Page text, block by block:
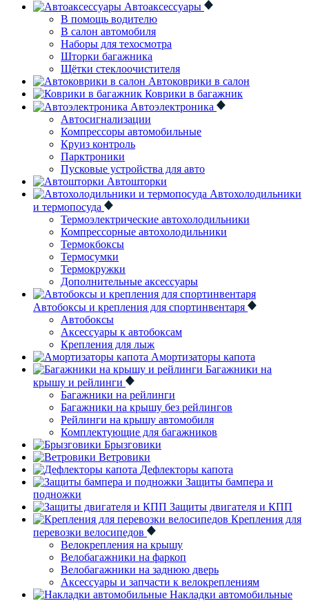
Автоаксессуары
В помощь водителю
В салон автомобиля
Наборы для техосмотра
Шторки багажника
Щётки стеклоочистителя
Автоковрики в салон
Коврики в багажник
Автоэлектроника
Автосигнализации
Компрессоры автомобильные
Круиз контроль
Парктроники
Пусковые устройства для авто
Автошторки
Автохолодильники
и термопосуда
Термоэлектрические автохолодильники
Компрессорные автохолодильники
Термокбоксы
Термосумки
Термокружки
Дополнительные аксессуары
Автобоксы и крепления для спортинвентаря
Автобоксы
Аксессуары к автобоксам
Крепления для лыж
Амортизаторы капота
Багажники на
крышу и рейлинги
Багажники на рейлинги
Багажники на крышу без рейлингов
Рейлинги на крышу автомобиля
Комплектующие для багажников
Брызговики
Ветровики
Дефлекторы капота
Защиты бампера и
подножки
Защиты двигателя и КПП
Крепления для
перевозки велосипедов
Велокрепления на крышу
Велобагажники на фаркоп
Велобагажники на заднюю дверь
Аксессуары и запчасти к велокреплениям
Накладки автомобильные